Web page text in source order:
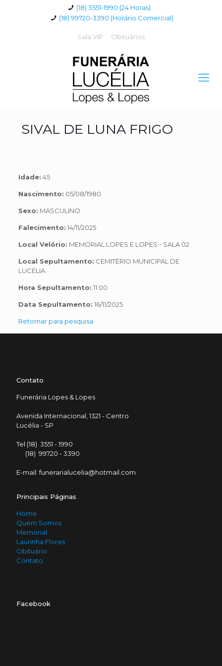
(18) 3551-1990 (24 Horas)
(18) 99720-3390 (Horário Comercial)
Sala VIP Obituários
SIVAL DE LUNA FRIGO
Idade: 45
Nascimento: 05/08/1980
Sexo: MASCULINO
Falecimento: 14/11/2025
Local Velório: MEMORIAL LOPES E LOPES - SALA 02
Local Sepultamento: CEMITÉRIO MUNICIPAL DE
LUCÉLIA
Hora Sepultamento: 11:00
Data Sepultamento: 16/11/2025
Retornar para pesquisa
Contato
Funerária Lopes & Lopes
Avenida Internacional, 1321 - Centro
Lucélia - SP
Tel (18) 3551 - 1990
(18) 99720 - 3390
E-mail: funerarialucelia@hotmail.com
Principais Páginas
Home
Quem Somos
Memorial
Laurinha Flores
Obituário
Contato
Facebook